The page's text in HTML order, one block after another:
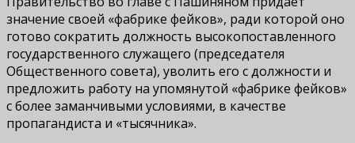
значение своей «фабрике фейков», ради которой оно
готово сократить должность высокопоставленного
государственного служащего (председателя
Общественного совета), уволить его с должности и
предложить работу на упомянутой «фабрике фейков»
с более заманчивыми условиями, в качестве
пропагандиста и «тысячника».